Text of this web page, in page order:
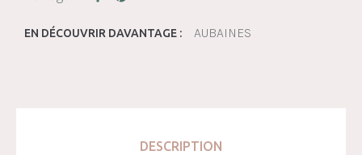
EN DÉCOUVRIR DAVANTAGE : AUBAINES
DESCRIPTION